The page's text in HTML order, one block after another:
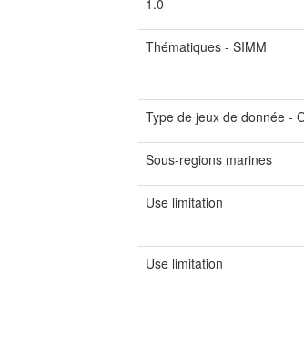
1.0
Thématiques - SIMM
Type de jeux de donnée -
Sous-regions marines
Use limitation
Use limitation